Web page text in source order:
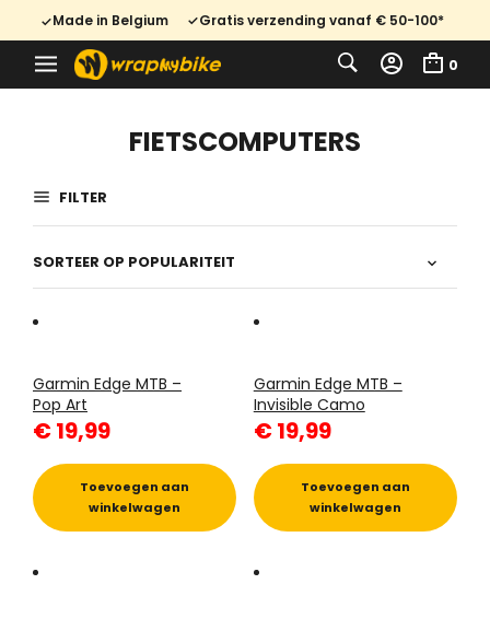
Made in Belgium Gratis verzending vanaf € 50-100*
0
FIETSCOMPUTERS
FILTER
Garmin Edge MTB –
Pop Art
€19,99
Toevoegen aan
winkelwagen
Garmin Edge MTB –
Invisible Camo
€19,99
Toevoegen aan
winkelwagen